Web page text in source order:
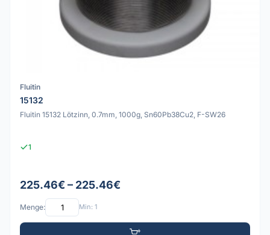
Fluitin
15132
Fluitin 15132 Lötzinn, 0.7mm, 1000g, Sn60Pb38Cu2, F-SW26
1
225.46€ – 225.46€
Menge: Min: 1